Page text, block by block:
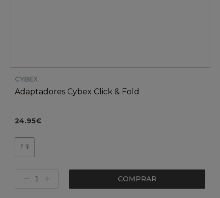
CYBEX
Adaptadores Cybex Click & Fold
24.95€
COMPRAR